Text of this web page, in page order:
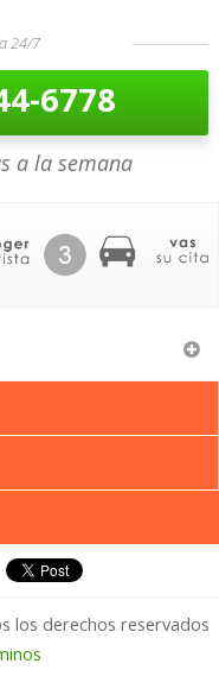
24/7
6778
a la semana
tu
los derechos reservados